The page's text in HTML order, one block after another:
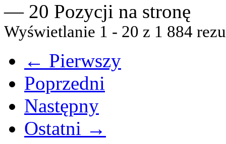
— 20 Pozycji na stronę
Wyświetlanie 1 - 20 z 1 884
← Pierwszy
Poprzedni
Następny
Ostatni →